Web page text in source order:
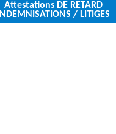
Attestations DE RETARD
INDEMNISATIONS / LITIGES